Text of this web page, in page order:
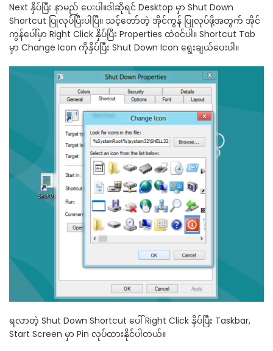
Next နှိပ်ပြီး နာမည် ပေးပါ။ဒါဆိုရင် Desktop မှာ Shut Down
Shortcut ပြုလုပ်ပြီးပါပြီ။ သင့်တော်တဲ့ အိုင်ကွန် ပြုလုပ်ဖို့အတွက် အိုင်
ကွန်ပေါ်မှာ Right Click နှိပ်ပြီး Properties ထဲ၀င်ပါ။ Shortcut Tab
မှာ Change Icon ကိုနှိပ်ပြီး Shut Down Icon ရွေးချယ်ပေးပါ။
ရလာတဲ့ Shut Down Shortcut ပေါ် Right Click နှိပ်ပြီး Taskbar,
Start Screen မှာ Pin လုပ်ထားနိုင်ပါတယ်။